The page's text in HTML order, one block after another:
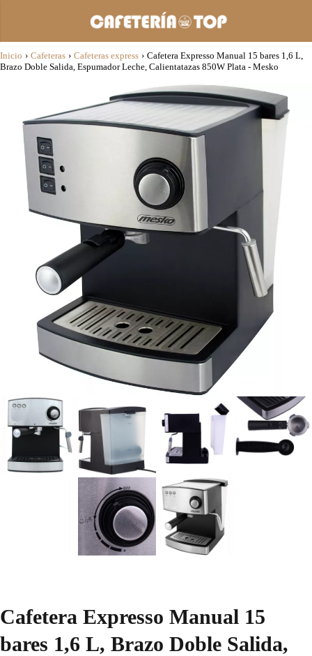
Inicio › Cafeteras › Cafeteras express › Cafetera Expresso Manual 15 bares 1,6 L,
Brazo Doble Salida, Espumador Leche, Calientatazas 850W Plata - Mesko
Cafetera Expresso Manual 15
bares 1,6 L, Brazo Doble Salida,